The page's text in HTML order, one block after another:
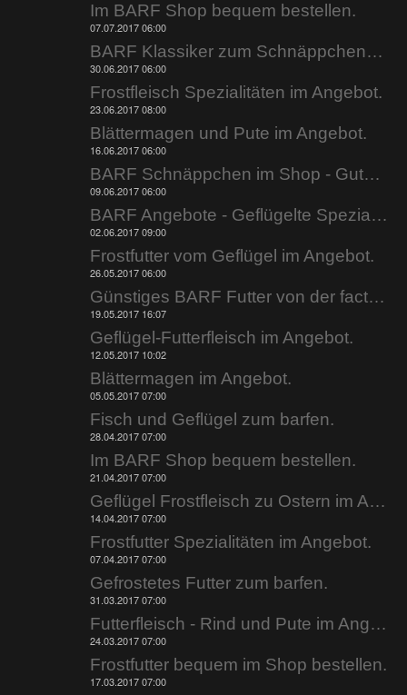
Im BARF Shop bequem bestellen.
07.07.2017 06:00
BARF Klassiker zum Schnäppchenpreis.
30.06.2017 06:00
Frostfleisch Spezialitäten im Angebot.
23.06.2017 08:00
Blättermagen und Pute im Angebot.
16.06.2017 06:00
BARF Schnäppchen im Shop - Gutscheine jetzt einlösen.
09.06.2017 06:00
BARF Angebote - Geflügelte Spezialitäten.
02.06.2017 09:00
Frostfutter vom Geflügel im Angebot.
26.05.2017 06:00
Günstiges BARF Futter von der factory.
19.05.2017 16:07
Geflügel-Futterfleisch im Angebot.
12.05.2017 10:02
Blättermagen im Angebot.
05.05.2017 07:00
Fisch und Geflügel zum barfen.
28.04.2017 07:00
Im BARF Shop bequem bestellen.
21.04.2017 07:00
Geflügel Frostfleisch zu Ostern im Angebot.
14.04.2017 07:00
Frostfutter Spezialitäten im Angebot.
07.04.2017 07:00
Gefrostetes Futter zum barfen.
31.03.2017 07:00
Futterfleisch - Rind und Pute im Angebot.
24.03.2017 07:00
Frostfutter bequem im Shop bestellen.
17.03.2017 07:00